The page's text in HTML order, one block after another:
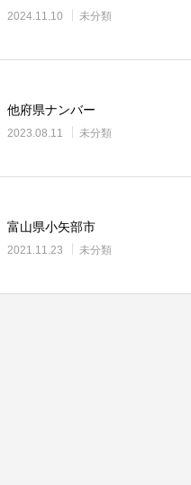
2024.11.10 未分類
他府県ナンバー
2023.08.11 未分類
富山県小矢部市
2021.11.23 未分類